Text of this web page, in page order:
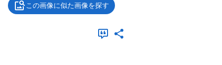
この画像に似た画像を探す